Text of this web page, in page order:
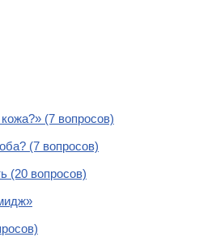
(7 вопросов)
(7 вопросов)
(20 вопросов)